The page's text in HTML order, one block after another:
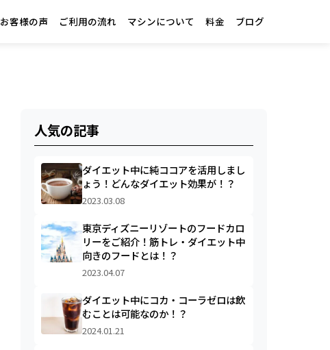
お客様の声 ご利用の流れ マシンについて 料金 ブログ
人気の記事
ダイエット中に純ココアを活用しまし
ょう！どんなダイエット効果が！？
2023.03.08
東京ディズニーリゾートのフードカロ
リーをご紹介！筋トレ・ダイエット中
向きのフードとは！？
2023.04.07
ダイエット中にコカ・コーラゼロは飲
むことは可能なのか！？
2024.01.21